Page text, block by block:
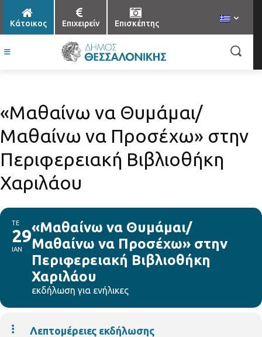
Κάτοικος Επιχειρείν Επισκέπτης
«Μαθαίνω να Θυμάμαι/
Μαθαίνω να Προσέχω» στην
Περιφερειακή Βιβλιοθήκη
Χαριλάου
ΤΕ
29
ΙΑΝ
«Μαθαίνω να Θυμάμαι/
Μαθαίνω να Προσέχω» στην
Περιφερειακή Βιβλιοθήκη
Χαριλάου
εκδήλωση για ενήλικες
Λεπτομέρειες εκδήλωσης